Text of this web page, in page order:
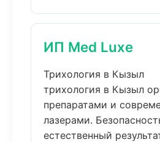
ИП Med Luxe
Трихология в Кызыл
трихология в Кызыл
препаратами и
лазерами.
естественный